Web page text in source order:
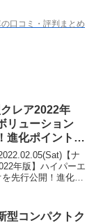
口コミ・評判まとめ
レア2022年
リューション
進化ポイントを
ムロードベース
すごかった！
【ナ
年版】ハイパーエ
先行公開！進化ポ
逃さないで...
型コンパクトク